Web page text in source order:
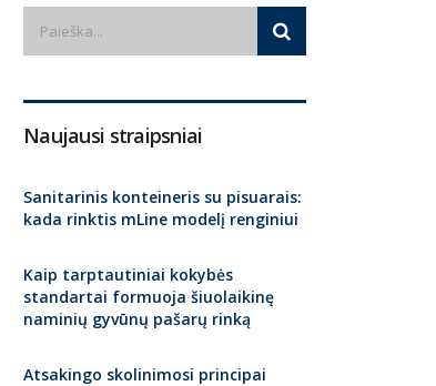
Naujausi straipsniai
Sanitarinis konteineris su pisuarais:
kada rinktis mLine modelį renginiui
Kaip tarptautiniai kokybės
standartai formuoja šiuolaikinę
naminių gyvūnų pašarų rinką
Atsakingo skolinimosi principai